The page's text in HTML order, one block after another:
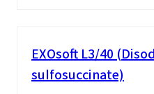
EXOsoft L3/40
sulfosuccinate)